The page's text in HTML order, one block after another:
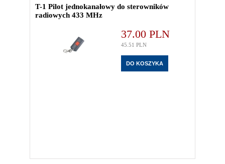
T-1 Pilot jednokanałowy do sterowników
radiowych 433 MHz
37.00 PLN
45.51 PLN